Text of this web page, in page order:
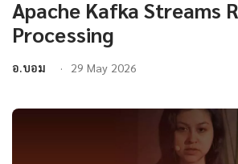
Apache Kafka Streams
Processing
อ.บอม 29 May 2026